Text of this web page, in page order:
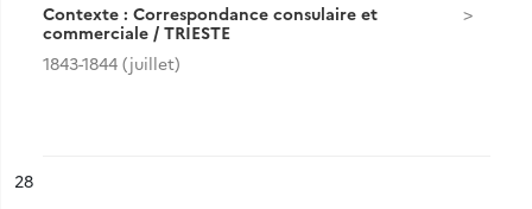
Contexte : Correspondance consulaire et
commerciale / TRIESTE
1843-1844 (juillet)
n°
28